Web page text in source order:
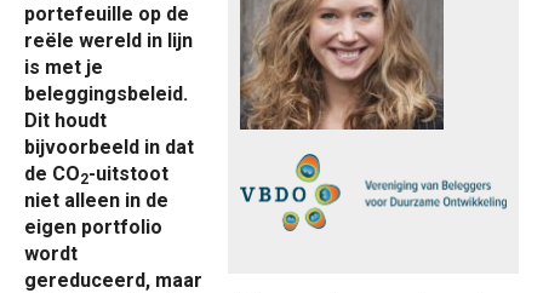
portefeuille op de
reële wereld in lijn
is met je
beleggingsbeleid.
Dit houdt
bijvoorbeeld in dat
de CO2-uitstoot
niet alleen in de
eigen portfolio
wordt
gereduceerd, maar